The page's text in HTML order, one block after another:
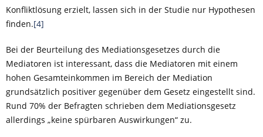
Konfliktlösung erzielt, lassen sich in der Studie nur Hypothesen
finden.[4]
Bei der Beurteilung des Mediationsgesetzes durch die
Mediatoren ist interessant, dass die Mediatoren mit einem
hohen Gesamteinkommen im Bereich der Mediation
grundsätzlich positiver gegenüber dem Gesetz eingestellt sind.
Rund 70% der Befragten schrieben dem Mediationsgesetz
allerdings „keine spürbaren Auswirkungen“ zu.